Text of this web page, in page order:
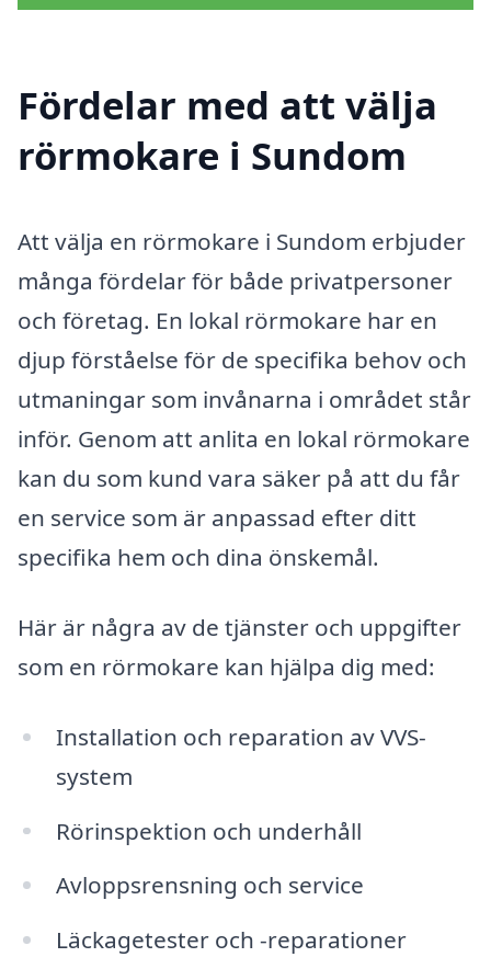
Fördelar med att välja
rörmokare i Sundom
Att välja en rörmokare i Sundom erbjuder
många fördelar för både privatpersoner
och företag. En lokal rörmokare har en
djup förståelse för de specifika behov och
utmaningar som invånarna i området står
inför. Genom att anlita en lokal rörmokare
kan du som kund vara säker på att du får
en service som är anpassad efter ditt
specifika hem och dina önskemål.
Här är några av de tjänster och uppgifter
som en rörmokare kan hjälpa dig med:
Installation och reparation av VVS-
system
Rörinspektion och underhåll
Avloppsrensning och service
Läckagetester och -reparationer